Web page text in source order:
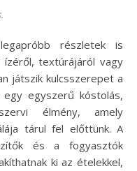
textúrájáról vagy
játszik kulcsszerepet a
egy egyszerű kóstolás,
élmény, amely
tárul fel előttünk. A
és a fogyasztók
ki az ételekkel,